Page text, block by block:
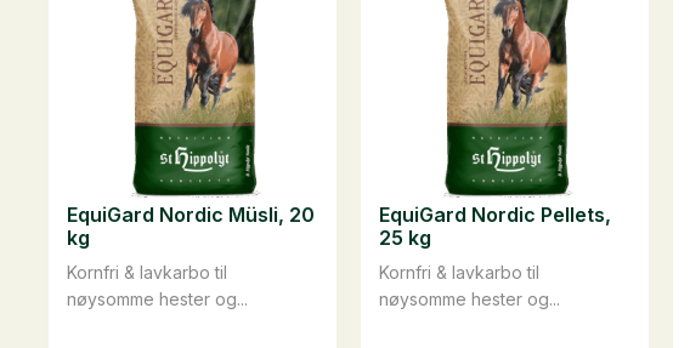
Kornfri & lavkarbo til
nøysomme hester og...
EquiGard Nordic Müsli, 20
kg
Kornfri & lavkarbo til
nøysomme hester og...
EquiGard Nordic Pellets,
25 kg